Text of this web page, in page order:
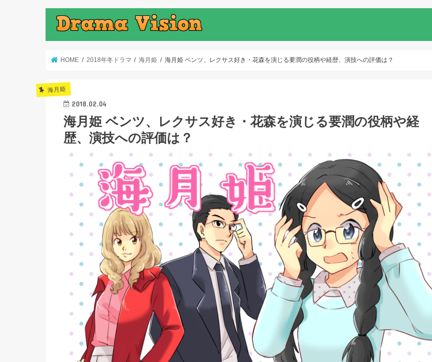
HOME 2018年冬ドラマ 海月姫 海月姫 ベンツ、レクサス好き・花森を演じる要潤の役柄や経歴、演技への評価は？
海月姫
2018.02.04
海月姫 ベンツ、レクサス好き・花森を演じる要潤の役柄や経
歴、演技への評価は？